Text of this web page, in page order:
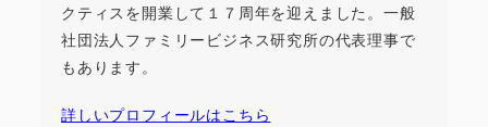
クティスを開業して１７周年を迎えました。一般
社団法人ファミリービジネス研究所の代表理事で
もあります。
詳しいプロフィールはこちら